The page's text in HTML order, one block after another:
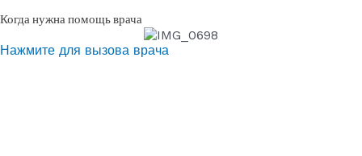
Когда нужна помощь врача
Нажмите для вызова врача